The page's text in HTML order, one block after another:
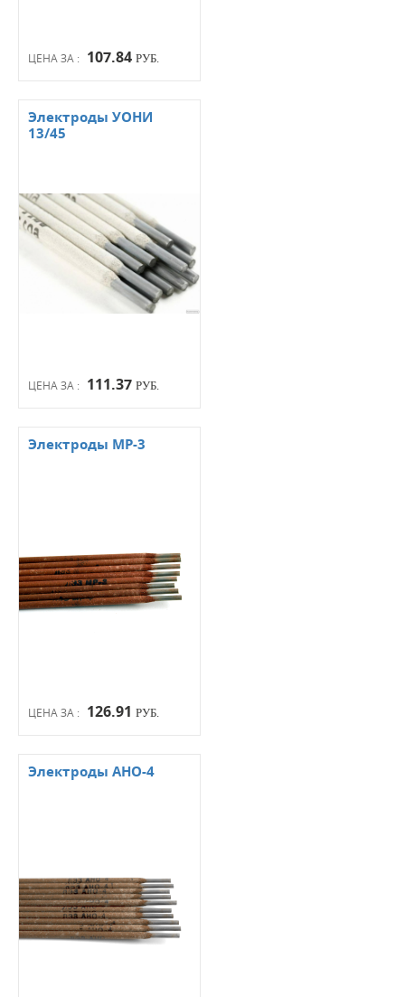
ЦЕНА ЗА : 107.84 РУБ.
ЦЕНА ЗА : 111.37 РУБ.
Электроды УОНИ
13/45
ЦЕНА ЗА : 126.91 РУБ.
Электроды МР-3
Электроды АНО-4